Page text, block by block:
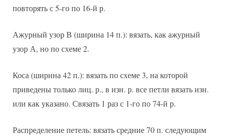
повторять с 5-го по 16-й р.
Ажурный узор В (ширина 14 п.): вязать, как ажурный
узор А, но по схеме 2.
Коса (ширина 42 п.): вязать по схеме 3, на которой
приведены только лиц. р., в изн. р. все петли вязать изн.
или как указано. Связать 1 раз с 1-го по 74-й р.
Распределение петель: вязать средние 70 п. следующим